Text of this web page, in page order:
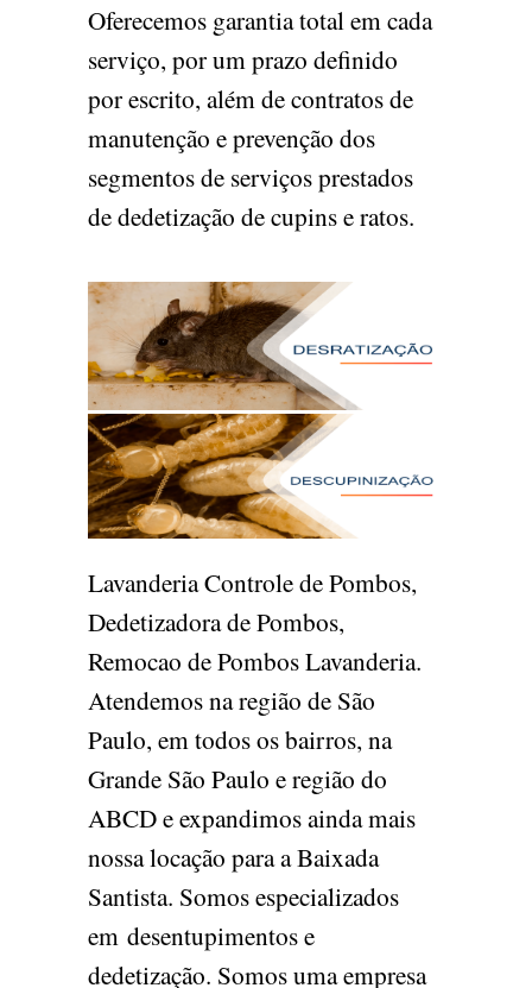
Oferecemos garantia total em cada
serviço, por um prazo definido
por escrito, além de contratos de
manutenção e prevenção dos
segmentos de serviços prestados
de dedetização de cupins e ratos.
Lavanderia Controle de Pombos,
Dedetizadora de Pombos,
Remocao de Pombos Lavanderia.
Atendemos na região de São
Paulo, em todos os bairros, na
Grande São Paulo e região do
ABCD e expandimos ainda mais
nossa locação para a Baixada
Santista. Somos especializados
em desentupimentos e
dedetização. Somos uma empresa